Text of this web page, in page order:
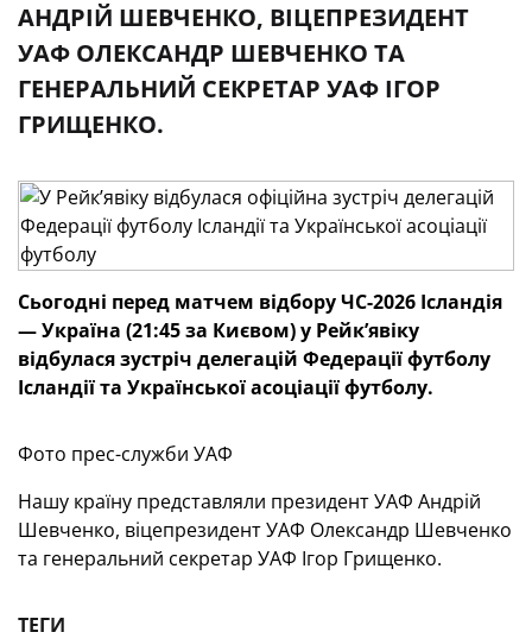
АНДРІЙ ШЕВЧЕНКО, ВІЦЕПРЕЗИДЕНТ
УАФ ОЛЕКСАНДР ШЕВЧЕНКО ТА
ГЕНЕРАЛЬНИЙ СЕКРЕТАР УАФ ІГОР
ГРИЩЕНКО.
Сьогодні перед матчем відбору ЧС-2026 Ісландія
— Україна (21:45 за Києвом) у Рейк’явіку
відбулася зустріч делегацій Федерації футболу
Ісландії та Української асоціації футболу.
Фото прес-служби УАФ
Нашу країну представляли президент УАФ Андрій
Шевченко, віцепрезидент УАФ Олександр Шевченко
та генеральний секретар УАФ Ігор Грищенко.
ТЕГИ